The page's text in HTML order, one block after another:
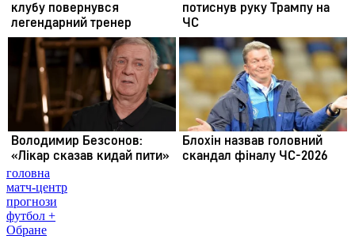
головна
матч-центр
прогнози
футбол +
Обране